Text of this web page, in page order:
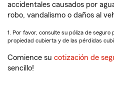
accidentales causados por
robo, vandalismo o daños al
1. Por favor, consulte su póliza de
propiedad cubierta y de las pérdidas
Comience su cotización de
sencillo!